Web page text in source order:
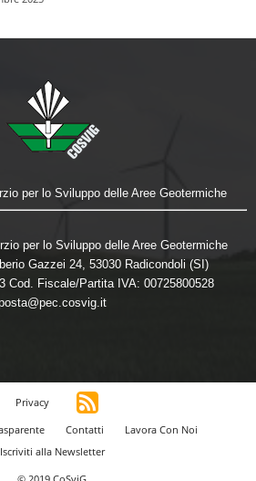
per lo Sviluppo delle Aree Geotermiche
per lo Sviluppo delle Aree Geotermiche
Gazzei 24, 53030 Radicondoli (SI)
Cod. Fiscale/Partita IVA: 00725800528
Privacy
Contatti
Lavora Con Noi
Iscriviti alla Newsletter